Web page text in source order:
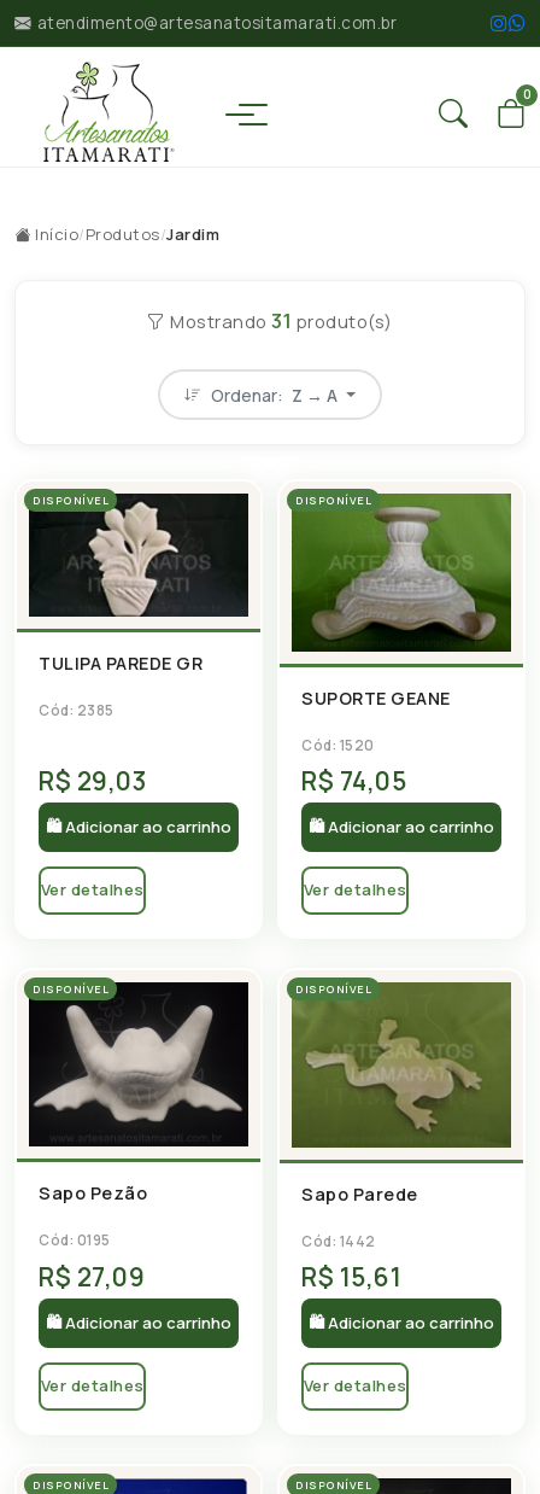
atendimento@artesanatositamarati.com.br
0
Início/Produtos/Jardim
Mostrando31 produto(s)
Ordenar: Z → A
DISPONÍVEL
TULIPA PAREDE GR
Cód: 2385
R$ 29,03
🛍 Adicionar ao carrinho
Ver detalhes
DISPONÍVEL
SUPORTE GEANE
Cód: 1520
R$ 74,05
🛍 Adicionar ao carrinho
Ver detalhes
DISPONÍVEL
Sapo Pezão
Cód: 0195
R$ 27,09
🛍 Adicionar ao carrinho
Ver detalhes
DISPONÍVEL
Sapo Parede
Cód: 1442
R$ 15,61
🛍 Adicionar ao carrinho
Ver detalhes
DISPONÍVEL DISPONÍVEL